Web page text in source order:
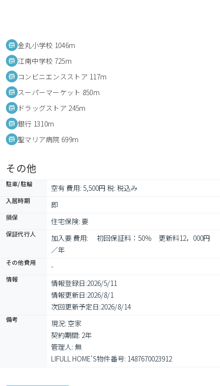
金丸小学校 1046m
江南中学校 725m
コンビニエンスストア 117m
スーパーマーケット 850m
ドラッグストア 245m
銀行 1310m
聖マリア病院 699m
その他
駐車/駐輪 空有 費用: 5,500円 税: 税込み
入居時期 即
損保 住宅保険: 要
保証代行人
加入要 費用: 　初回保証料：50％　更新料12，000円
／年
その他費用 -
情報 情報登録日:2026/5/11
情報更新日:2026/8/1
次回更新予定日:2026/8/14
備考
現況: 空家
契約期間: 2年
管理人: 無
LIFULL HOME'S物件番号: 1487670023912